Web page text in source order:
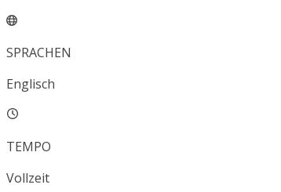
SPRACHEN
Englisch
TEMPO
Vollzeit